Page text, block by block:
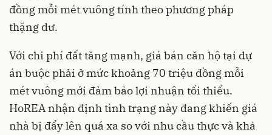
đồng mỗi mét vuông tính theo phương pháp
thặng dư.
Với chi phí đất tăng mạnh, giá bán căn hộ tại dự
án buộc phải ở mức khoảng 70 triệu đồng mỗi
mét vuông mới đảm bảo lợi nhuận tối thiểu.
HoREA nhận định tình trạng này đang khiến giá
nhà bị đẩy lên quá xa so với nhu cầu thực và khả